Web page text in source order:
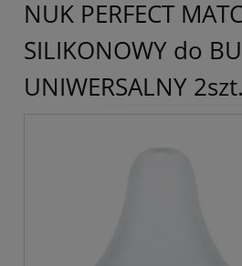
NUK PERFECT
SILIKONOWY do
UNIWERSALNY 2szt.